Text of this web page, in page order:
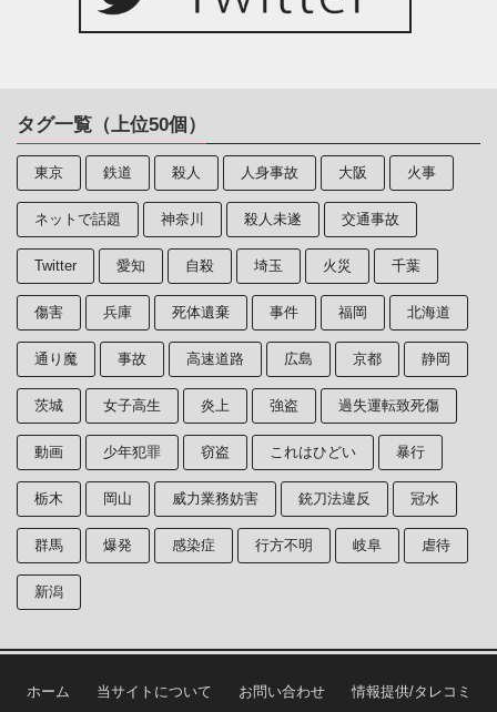
タグ一覧（上位50個）
東京 鉄道 殺人 人身事故 大阪 火事
ネットで話題 神奈川 殺人未遂 交通事故
Twitter 愛知 自殺 埼玉 火災 千葉
傷害 兵庫 死体遺棄 事件 福岡 北海道
通り魔 事故 高速道路 広島 京都 静岡
茨城 女子高生 炎上 強盗 過失運転致死傷
動画 少年犯罪 窃盗 これはひどい 暴行
栃木 岡山 威力業務妨害 銃刀法違反 冠水
群馬 爆発 感染症 行方不明 岐阜 虐待
新潟
ホーム 当サイトについて お問い合わせ 情報提供/タレコミ